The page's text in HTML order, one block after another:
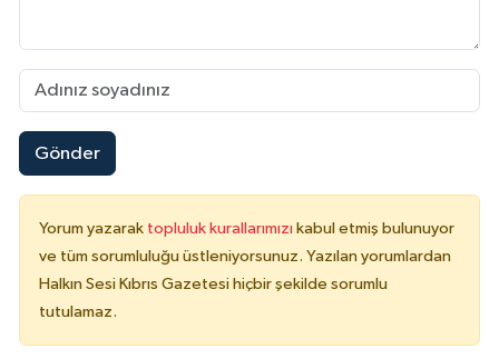
Gönder
Yorum yazarak topluluk kurallarımızı kabul etmiş bulunuyor
ve tüm sorumluluğu üstleniyorsunuz. Yazılan yorumlardan
Halkın Sesi Kıbrıs Gazetesi hiçbir şekilde sorumlu
tutulamaz.